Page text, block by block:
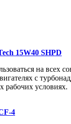
15W40 SHPD
на всех
с
рабочих условиях.
4